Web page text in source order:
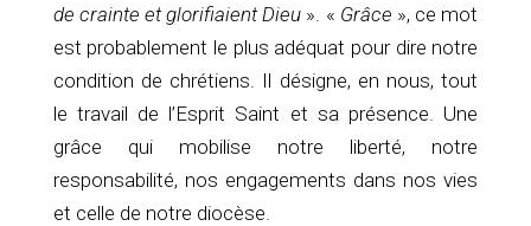
de crainte et glorifiaient Dieu ». « Grâce », ce mot
est probablement le plus adéquat pour dire notre
condition de chrétiens. Il désigne, en nous, tout
le travail de l’Esprit Saint et sa présence. Une
grâce qui mobilise notre liberté, notre
responsabilité, nos engagements dans nos vies
et celle de notre diocèse.